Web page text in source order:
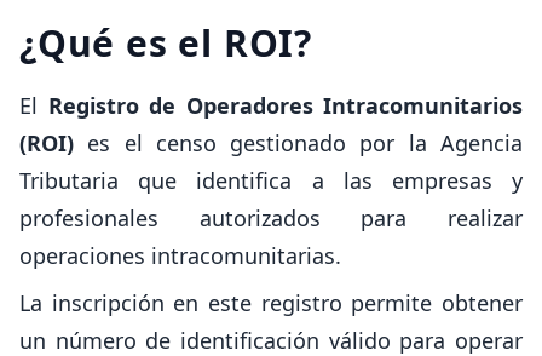
¿Qué es el ROI?
El Registro de Operadores Intracomunitarios
(ROI) es el censo gestionado por la Agencia
Tributaria que identifica a las empresas y
profesionales autorizados para realizar
operaciones intracomunitarias.
La inscripción en este registro permite obtener
un número de identificación válido para operar